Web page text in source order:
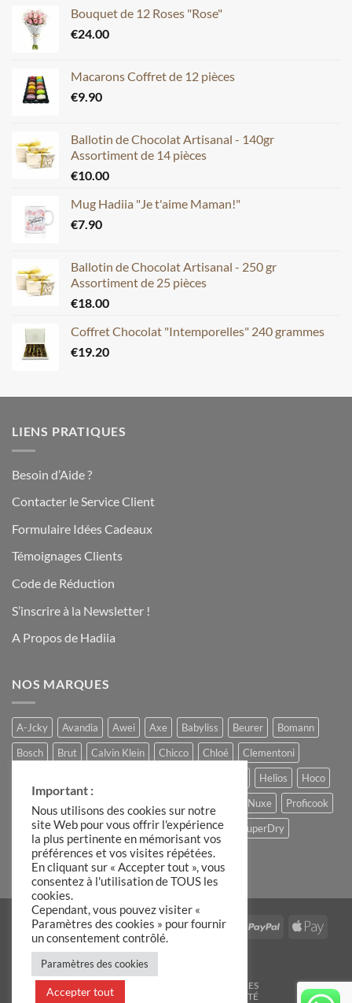
Bouquet de 12 Roses "Rose"
€24.00
Macarons Coffret de 12 pièces
€9.90
Ballotin de Chocolat Artisanal - 140gr
Assortiment de 14 pièces
€10.00
Mug Hadiia "Je t'aime Maman!"
€7.90
Ballotin de Chocolat Artisanal - 250 gr
Assortiment de 25 pièces
€18.00
Coffret Chocolat "Intemporelles" 240 grammes
€19.20
LIENS PRATIQUES
Besoin d’Aide ?
Contacter le Service Client
Formulaire Idées Cadeaux
Témoignages Clients
Code de Réduction
S’inscrire à la Newsletter !
A Propos de Hadiia
NOS MARQUES
A-Jcky Avandia Awei Axe Babyliss Beurer
Bomann
Bosch
Brut Calvin Klein Chicco Chloé
Clementoni
Helios
Hoco
Hugo Boss
Lacoste Louis Varel Moulinex Nuxe
Proficook
Remington
Roberto Cavalli Slike Storck
SuperDry
The Candle Factory
Ulric de Varens
Visa MasterCardStripe IDeal
AmericanPayPal
Apple
BLOG
MENTIONS LÉGALES
POLITIQUE DE CONFIDENTIALITÉ
Important :
Nous utilisons des cookies sur notre
site Web pour vous offrir l'expérience
la plus pertinente en mémorisant vos
préférences et vos visites répétées.
En cliquant sur « Accepter tout », vous
consentez à l'utilisation de TOUS les
cookies.
Cependant, vous pouvez visiter «
Paramètres des cookies » pour fournir
un consentement contrôlé.
Paramètres des cookies
Accepter tout